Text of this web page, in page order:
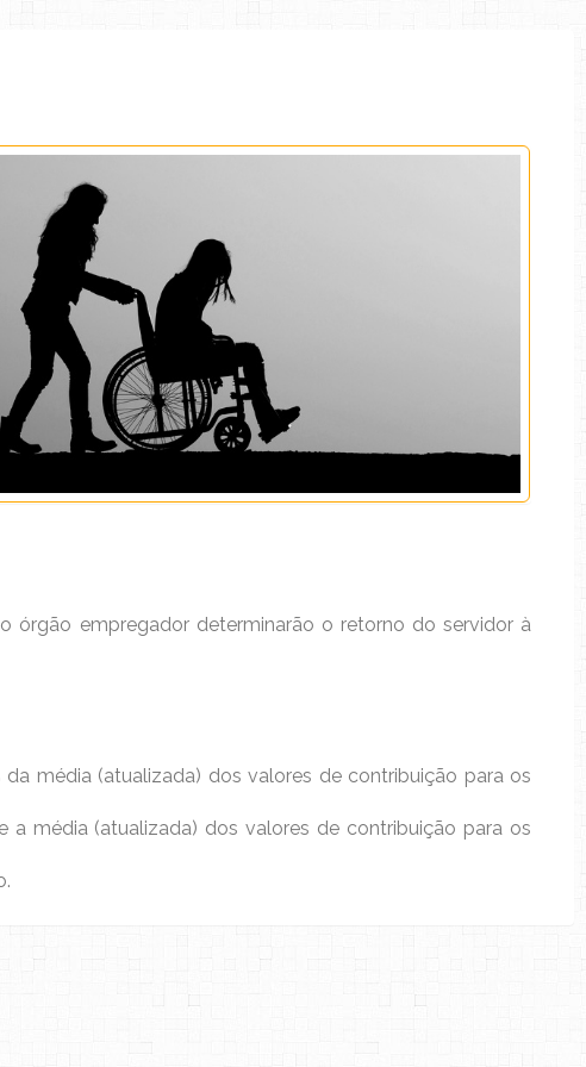
órgão empregador determinarão o retorno do servidor à
média (atualizada) dos valores de contribuição para os
média (atualizada) dos valores de contribuição para os